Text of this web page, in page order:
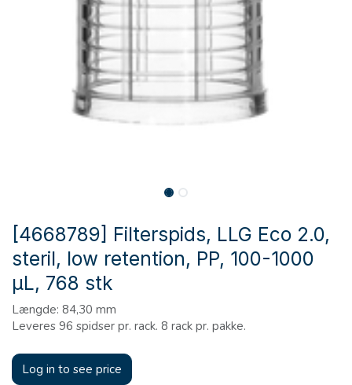
[4668789] Filterspids, LLG Eco 2.0,
steril, low retention, PP, 100-1000
µL, 768 stk
Længde: 84,30 mm
Leveres 96 spidser pr. rack. 8 rack pr. pakke.
Log in to see price